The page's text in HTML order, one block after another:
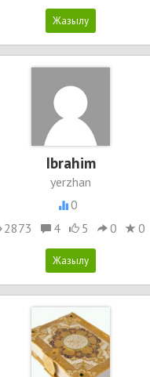
Ibrahim
yerzhan
0
2873
4 5 0 0